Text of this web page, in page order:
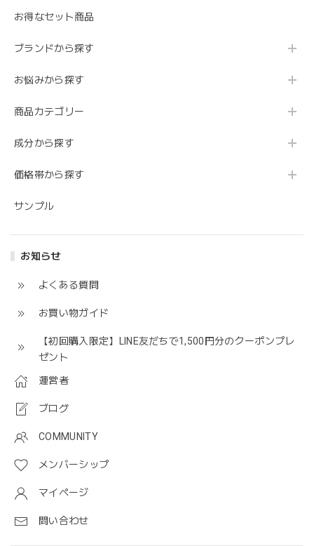
お得なセット商品
ブランドから探す
お悩みから探す
商品カテゴリー
成分から探す
価格帯から探す
サンプル
お知らせ
よくある質問
お買い物ガイド
【初回購入限定】LINE友だちで1,500円分のクーポンプレ
ゼント
運営者
ブログ
COMMUNITY
メンバーシップ
マイページ
問い合わせ
いましたら、お気軽にご相談ください。 今後と
包装も丁寧で大満足です 今後も利用させていただきたいで
ざいます！ 発送の早さや丁寧な対応を評価いた
だき、大変嬉しく思います。 お客様にご満足い
ご利用いただければ幸いです。
コラージュリペアローション とてもしっとり
レビューをご投稿いただき、誠にありがとうご
変嬉しく思います。 ぜひ、今後もご愛用いただ